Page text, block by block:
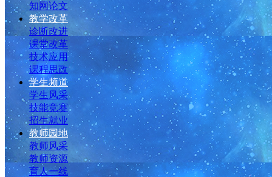
知网论文
教学改革
诊断改进
课堂改革
技术应用
课程思政
学生频道
学生风采
技能竞赛
招生就业
教师园地
教师风采
教师资源
育人一线